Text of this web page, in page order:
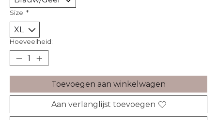
Size: *
Hoeveelheid:
Toevoegen aan winkelwagen
Aan verlanglijst toevoegen